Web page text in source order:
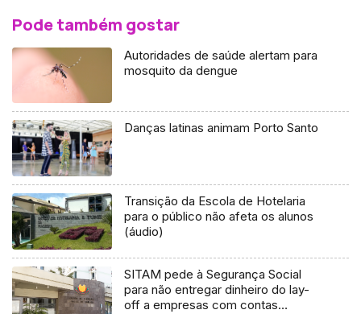
Pode também gostar
Autoridades de saúde alertam para
mosquito da dengue
Danças latinas animam Porto Santo
Transição da Escola de Hotelaria
para o público não afeta os alunos
(áudio)
SITAM pede à Segurança Social
para não entregar dinheiro do lay-
off a empresas com contas